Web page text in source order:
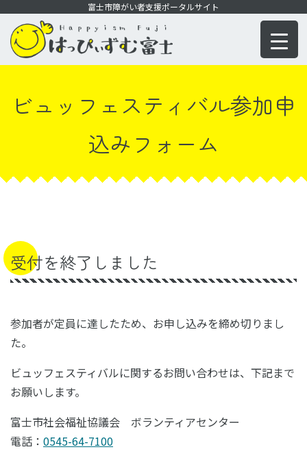
ン
富士市障がい者支援ポータルサイト
ビュッフェスティバル参加申
込みフォーム
受付を終了しました
参加者が定員に達したため、お申し込みを締め切りまし
た。
ビュッフェスティバルに関するお問い合わせは、下記まで
お願いします。
富士市社会福祉協議会 ボランティアセンター
電話： 0545-64-7100